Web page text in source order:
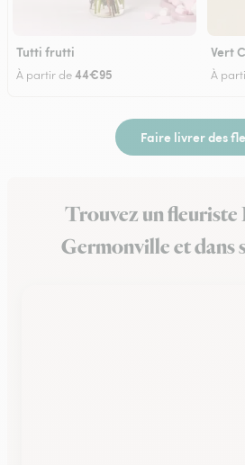
Tutti frutti
À partir de44€95
Vert
À
Faire livrer des
Trouvez un
Germonville et dans